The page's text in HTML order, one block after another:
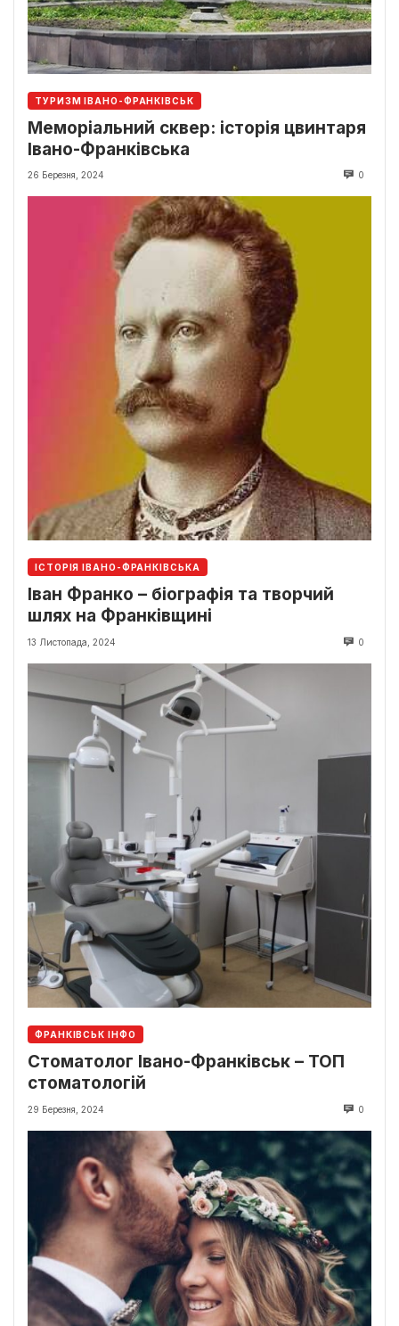
ТУРИЗМ ІВАНО-ФРАНКІВСЬК
Меморіальний сквер: історія цвинтаря
Івано-Франківська
26 Березня, 2024 0
ІСТОРІЯ ІВАНО-ФРАНКІВСЬКА
Іван Франко – біографія та творчий
шлях на Франківщині
13 Листопада, 2024 0
ФРАНКІВСЬК ІНФО
Стоматолог Івано-Франківськ – ТОП
стоматологій
29 Березня, 2024 0